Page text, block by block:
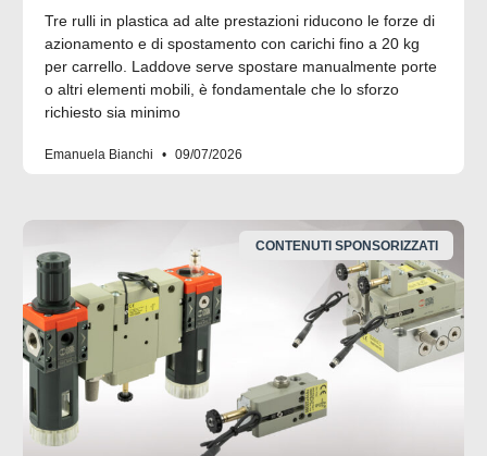
Tre rulli in plastica ad alte prestazioni riducono le forze di
azionamento e di spostamento con carichi fino a 20 kg
per carrello. Laddove serve spostare manualmente porte
o altri elementi mobili, è fondamentale che lo sforzo
richiesto sia minimo
Emanuela Bianchi 09/07/2026
CONTENUTI SPONSORIZZATI